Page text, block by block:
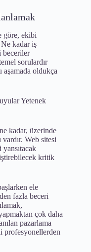
göre, ekibi
Ne kadar iş
beceriler
sorulardır
aşamada oldukça
Yetenek
kadar, üzerinde
Web sitesi
yansıtacak
kritik
ele
fazla beceri
çok daha
pazarlama
profesyonellerden